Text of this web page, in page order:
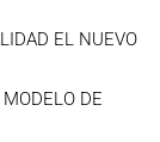
EL NUEVO
DE